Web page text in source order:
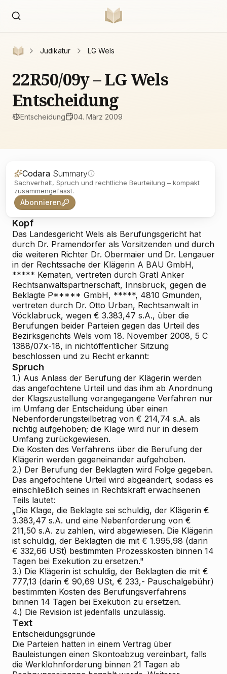
Judikatur LG Wels
22R50/09y – LG Wels
Entscheidung
Entscheidung 04. März 2009
Codara Summary
Sachverhalt, Spruch und rechtliche Beurteilung – kompakt
zusammengefasst.
Abonnieren
Kopf
Das Landesgericht Wels als Berufungsgericht hat
durch Dr. Pramendorfer als Vorsitzenden und durch
die weiteren Richter Dr. Obermaier und Dr. Lengauer
in der Rechtssache der Klägerin A BAU GmbH,
***** Kematen, vertreten durch Gratl Anker
Rechtsanwaltspartnerschaft, Innsbruck, gegen die
Beklagte P***** GmbH, *****, 4810 Gmunden,
vertreten durch Dr. Otto Urban, Rechtsanwalt in
Vöcklabruck, wegen € 3.383,47 s.A., über die
Berufungen beider Parteien gegen das Urteil des
Bezirksgerichts Wels vom 18. November 2008, 5 C
1388/07x-18, in nichtöffentlicher Sitzung
beschlossen und zu Recht erkannt:
Spruch
1.) Aus Anlass der Berufung der Klägerin werden
das angefochtene Urteil und das ihm ab Anordnung
der Klagszustellung vorangegangene Verfahren nur
im Umfang der Entscheidung über einen
Nebenforderungsteilbetrag von € 214,74 s.A. als
nichtig aufgehoben; die Klage wird nur in diesem
Umfang zurückgewiesen.
Die Kosten des Verfahrens über die Berufung der
Klägerin werden gegeneinander aufgehoben.
2.) Der Berufung der Beklagten wird Folge gegeben.
Das angefochtene Urteil wird abgeändert, sodass es
einschließlich seines in Rechtskraft erwachsenen
Teils lautet:
„Die Klage, die Beklagte sei schuldig, der Klägerin €
3.383,47 s.A. und eine Nebenforderung von €
211,50 s.A. zu zahlen, wird abgewiesen. Die Klägerin
ist schuldig, der Beklagten die mit € 1.995,98 (darin
€ 332,66 USt) bestimmten Prozesskosten binnen 14
Tagen bei Exekution zu ersetzen."
3.) Die Klägerin ist schuldig, der Beklagten die mit €
777,13 (darin € 90,69 USt, € 233,- Pauschalgebühr)
bestimmten Kosten des Berufungsverfahrens
binnen 14 Tagen bei Exekution zu ersetzen.
4.) Die Revision ist jedenfalls unzulässig.
Text
Entscheidungsgründe
Die Parteien hatten in einem Vertrag über
Bauleistungen einen Skontoabzug vereinbart, falls
die Werklohnforderung binnen 21 Tagen ab